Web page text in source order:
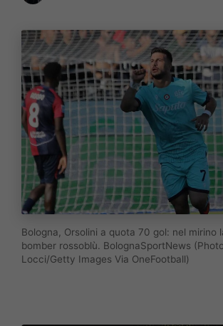
Bologna, Orsolini a quota 70 gol: nel mirino
bomber rossoblù. BolognaSportNews
Locci/Getty Images Via OneFootball)